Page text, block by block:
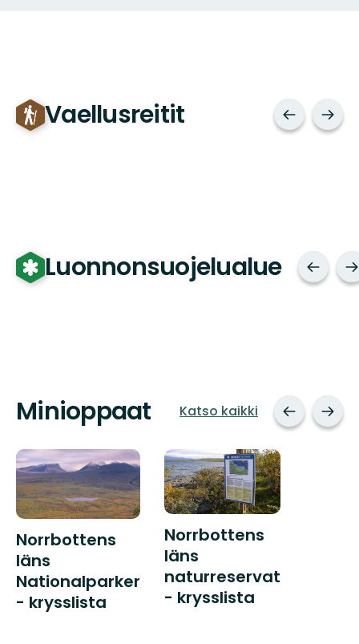
Vaellusreitit
Luonnonsuojelualue
Minioppaat Katso kaikki
Norrbottens
läns
Nationalparker
- krysslista
Norrbottens
läns
naturreservat
- krysslista